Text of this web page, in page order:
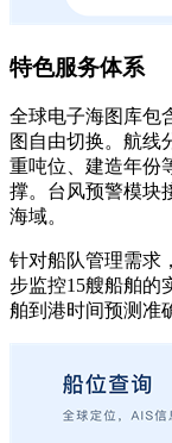
特色服务体系
全球电子海图库包
图自由切换。航线
重吨位、建造年份
撑。台风预警模块
海域。
针对船队管理需求
步监控15艘船舶的
舶到港时间预测准